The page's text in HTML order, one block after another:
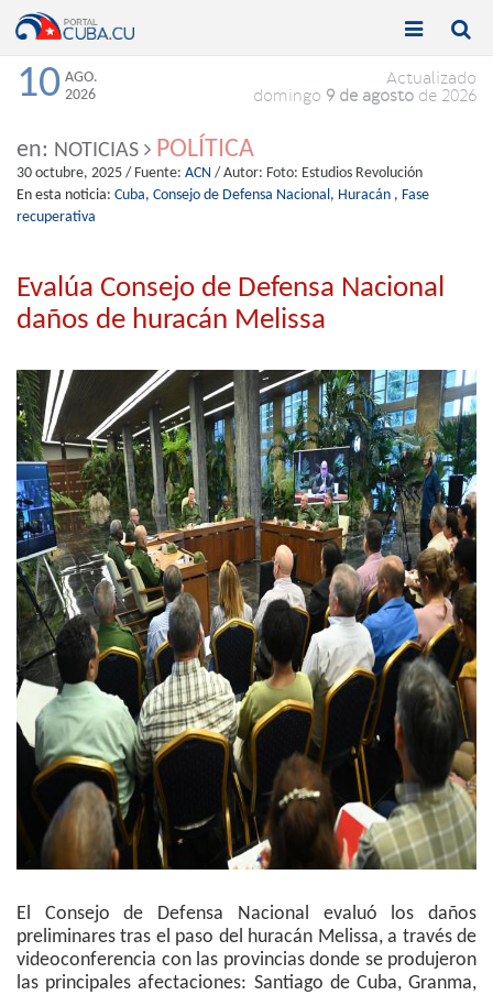
Toggle

Toggle

10 AGO.
2026
Actualizado
domingo 9 de agosto de 2026
en: NOTICIAS POLÍTICA
30 octubre, 2025 / Fuente: ACN / Autor: Foto: Estudios Revolución
En esta noticia: Cuba, Consejo de Defensa Nacional, Huracán , Fase
recuperativa
Evalúa Consejo de Defensa Nacional
daños de huracán Melissa
El Consejo de Defensa Nacional evaluó los daños
preliminares tras el paso del huracán Melissa, a través de
videoconferencia con las provincias donde se produjeron
las principales afectaciones: Santiago de Cuba, Granma,